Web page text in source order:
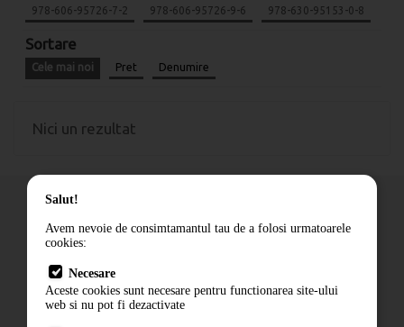
978-606-95726-7-2 978-606-95726-9-6 978-630-95153-0-8
Sortare
Cele mai noi Pret Denumire
Nici un rezultat
Cum comand
Livrare
Contact
Salut!
Avem nevoie de consimtamantul tau de a folosi urmatoarele
cookies:
Necesare
Aceste cookies sunt necesare pentru functionarea site-ului
web si nu pot fi dezactivate